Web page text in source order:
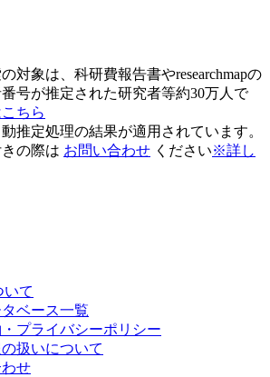
対象は、科研費報告書やresearchmapの
号が推定された研究者等約30万人で
ちら
推定処理の結果が適用されています。
の際は お問い合わせ ください※詳し
いて
ベース一覧
プライバシーポリシー
扱いについて
せ